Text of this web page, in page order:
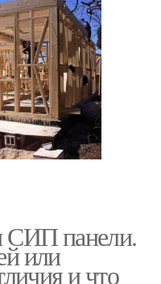
СИП панели.
или
и что